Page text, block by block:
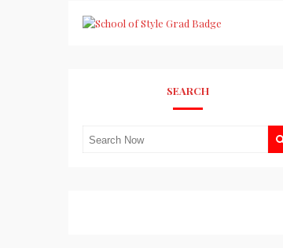
SEARCH